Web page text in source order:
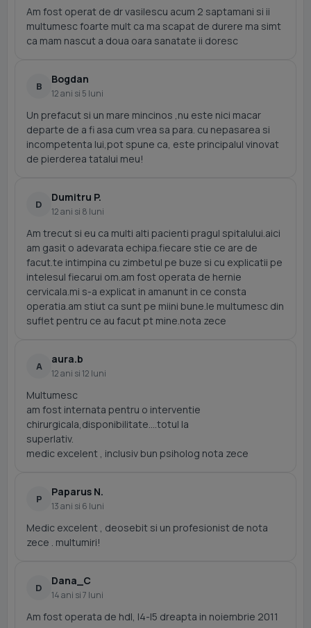
Am fost operat de dr vasilescu acum 2 saptamani si ii
multumesc foarte mult ca ma scapat de durere ma simt
ca mam nascut a doua oara sanatate ii doresc
B
Bogdan
12 ani si 5 luni
Un prefacut si un mare mincinos ,nu este nici macar
departe de a fi asa cum vrea sa para. cu nepasarea si
incompetenta lui,pot spune ca, este principalul vinovat
de pierderea tatalui meu!
D
Dumitru P.
12 ani si 8 luni
Am trecut si eu ca multi alti pacienti pragul spitalului.aici
am gasit o adevarata echipa.fiecare stie ce are de
facut.te intimpina cu zimbetul pe buze si cu explicatii pe
intelesul fiecarui om.am fost operata de hernie
cervicala.mi s-a explicat in amanunt in ce consta
operatia.am stiut ca sunt pe miini bune.le multumesc din
suflet pentru ce au facut pt mine.nota zece
A
aura.b
12 ani si 12 luni
Multumesc
am fost internata pentru o interventie
chirurgicala,disponibilitate....totul la
superlativ.
medic excelent , inclusiv bun psiholog nota zece
P
Paparus N.
13 ani si 6 luni
Medic excelent , deosebit si un profesionist de nota
zece . multumiri!
D
Dana_C
14 ani si 7 luni
Am fost operata de hdl, l4-l5 dreapta in noiembrie 2011